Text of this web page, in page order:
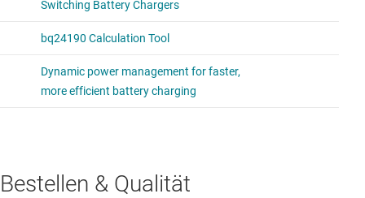
Bestellen & Qualität